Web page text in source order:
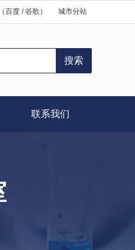
（百度 /谷歌 ） 城市分站
联系我们